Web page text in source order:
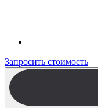
Запросить стоимость